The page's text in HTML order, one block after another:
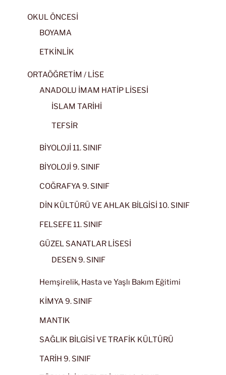
OKUL ÖNCESİ
BOYAMA
ETKİNLİK
ORTAÖĞRETİM / LİSE
ANADOLU İMAM HATİP LİSESİ
İSLAM TARİHİ
TEFSİR
BİYOLOJİ 11. SINIF
BİYOLOJİ 9. SINIF
COĞRAFYA 9. SINIF
DİN KÜLTÜRÜ VE AHLAK BİLGİSİ 10. SINIF
FELSEFE 11. SINIF
GÜZEL SANATLAR LİSESİ
DESEN 9. SINIF
Hemşirelik, Hasta ve Yaşlı Bakım Eğitimi
KİMYA 9. SINIF
MANTIK
SAĞLIK BİLGİSİ VE TRAFİK KÜLTÜRÜ
TARİH 9. SINIF